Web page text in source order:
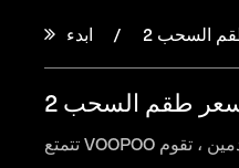
ابدء السحب 2
طقم السحب 2
تتمتع VOOPOO بالقدرة والشجاعة لتطبيق التقنيات عبر الصناعة وعبر المجالات لتصميم المنتج على منتجاتها.استنادًا إلى مسح طلب المستخدمين ، تقوم VOOPOO باستمرار بابتكار وتحسين تصميم